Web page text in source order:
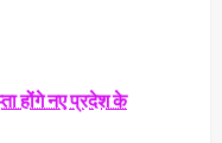
होंगे नए प्रदेश के